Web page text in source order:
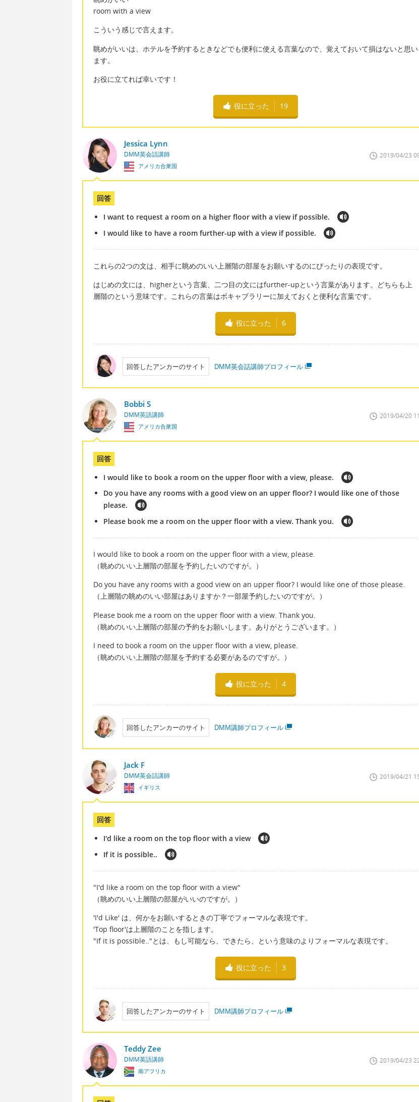
room with a view
こういう感じで言えます。
眺めがいいは、ホテルを予約するときなどでも便利に使える言葉なので、覚えておいて損はないと思い
ます。
お役に立てれば幸いです！
役に立った 19
Jessica Lynn
DMM英会話講師
アメリカ合衆国
2019/04/23
回答
I want to request a room on a higher floor with a view if possible.
I would like to have a room further-up with a view if possible.
これらの2つの文は、相手に眺めのいい上層階の部屋をお願いするのにぴったりの表現です。
はじめの文には、higherという言葉、二つ目の文にはfurther-upという言葉があります。どちらも上
層階のという意味です。これらの言葉はボキャブラリーに加えておくと便利な言葉です。
役に立った 6
回答したアンカーのサイト DMM英会話講師プロフィール
Bobbi S
DMM英語講師
アメリカ合衆国
2019/04/20
回答
I would like to book a room on the upper floor with a view, please.
Do you have any rooms with a good view on an upper floor? I would like one of those
please.
Please book me a room on the upper floor with a view. Thank you.
I would like to book a room on the upper floor with a view, please.
（眺めのいい上層階の部屋を予約したいのですが。）
Do you have any rooms with a good view on an upper floor? I would like one of those please.
（上層階の眺めのいい部屋はありますか？一部屋予約したいのですが。）
Please book me a room on the upper floor with a view. Thank you.
（眺めのいい上層階の部屋の予約をお願いします。ありがとうございます。）
I need to book a room on the upper floor with a view, please.
（眺めのいい上層階の部屋を予約する必要があるのですが。）
役に立った 4
回答したアンカーのサイト DMM講師プロフィール
Jack F
DMM英会話講師
イギリス
2019/04/21
回答
I'd like a room on the top floor with a view
If it is possible..
"I'd like a room on the top floor with a view"
（眺めのいい上層階の部屋がいいのですが。）
'I'd Like' は、何かをお願いするときの丁寧でフォーマルな表現です。
'Top floor'は上層階のことを指します。
"If it is possible.."とは、もし可能なら、できたら、という意味のよりフォーマルな表現です。
役に立った 3
回答したアンカーのサイト DMM講師プロフィール
Teddy Zee
DMM英語講師
南アフリカ
2019/04/23